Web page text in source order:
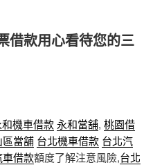
借款用心看待您的三
機車借款永和當舖, 桃園借
區當舖 台北機車借款 台北汽
借款額度了解注意風險,台北